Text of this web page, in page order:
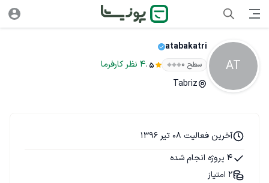
AT
atabakatri
سطح ۰ 5
.
4 نظر کارفرما
Tabriz
آخرین فعالیت 08 تیر 1396
4 پروژه انجام شده
2 امتیاز